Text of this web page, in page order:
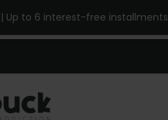
| Up to 6 interest-free installments